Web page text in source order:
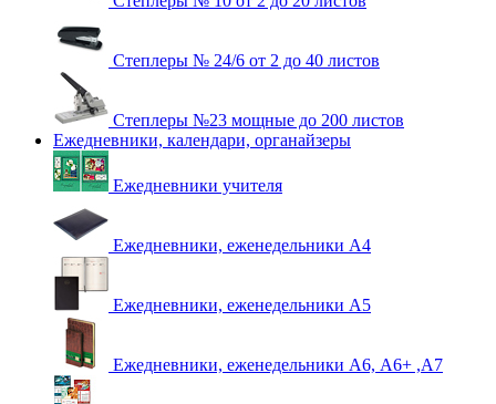
Степлеры № 24/6 от 2 до 40 листов
Степлеры №23 мощные до 200 листов
Ежедневники, календари, органайзеры
Ежедневники учителя
Ежедневники, еженедельники А4
Ежедневники, еженедельники А5
Ежедневники, еженедельники А6, А6+ ,А7